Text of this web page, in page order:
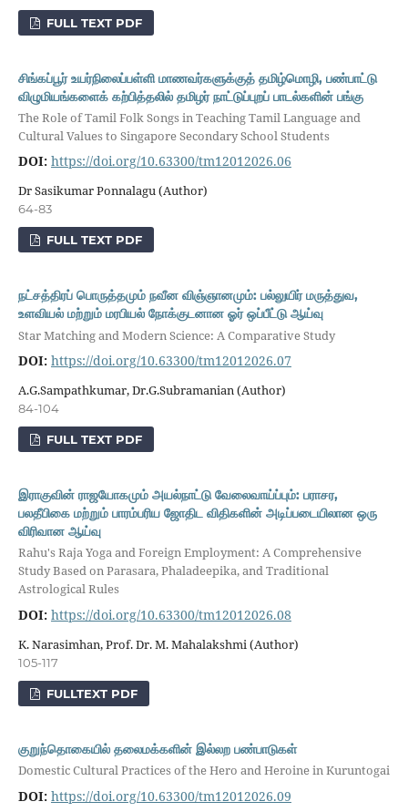
FULL TEXT PDF
சிங்கப்பூர் உயர்நிலைப்பள்ளி மாணவர்களுக்குத் தமிழ்மொழி, பண்பாட்டு
விழுமியங்களைக் கற்பித்தலில் தமிழர் நாட்டுப்புறப் பாடல்களின் பங்கு
The Role of Tamil Folk Songs in Teaching Tamil Language and
Cultural Values to Singapore Secondary School Students
DOI: https://doi.org/10.63300/tm12012026.06
Dr Sasikumar Ponnalagu (Author)
64-83
FULL TEXT PDF
நட்சத்திரப் பொருத்தமும் நவீன விஞ்ஞானமும்: பல்லுயிர் மருத்துவ,
உளவியல் மற்றும் மரபியல் நோக்குடனான ஓர் ஒப்பீட்டு ஆய்வு
Star Matching and Modern Science: A Comparative Study
DOI: https://doi.org/10.63300/tm12012026.07
A.G.Sampathkumar, Dr.G.Subramanian (Author)
84-104
FULL TEXT PDF
இராகுவின் ராஜயோகமும் அயல்நாட்டு வேலைவாய்ப்பும்: பராசர,
பலதீபிகை மற்றும் பாரம்பரிய ஜோதிட விதிகளின் அடிப்படையிலான ஒரு
விரிவான ஆய்வு
Rahu's Raja Yoga and Foreign Employment: A Comprehensive
Study Based on Parasara, Phaladeepika, and Traditional
Astrological Rules
DOI: https://doi.org/10.63300/tm12012026.08
K. Narasimhan, Prof. Dr. M. Mahalakshmi (Author)
105-117
FULLTEXT PDF
குறுந்தொகையில் தலைமக்களின் இல்லற பண்பாடுகள்
Domestic Cultural Practices of the Hero and Heroine in Kuruntogai
DOI: https://doi.org/10.63300/tm12012026.09